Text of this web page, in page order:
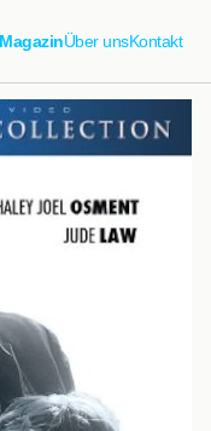
MagazinÜber unsKontakt